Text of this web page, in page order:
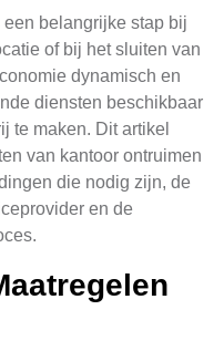
belangrijke stap bij
of bij het sluiten van
dynamisch en
diensten beschikbaar
te maken. Dit artikel
van kantoor ontruimen
die nodig zijn, de
en de